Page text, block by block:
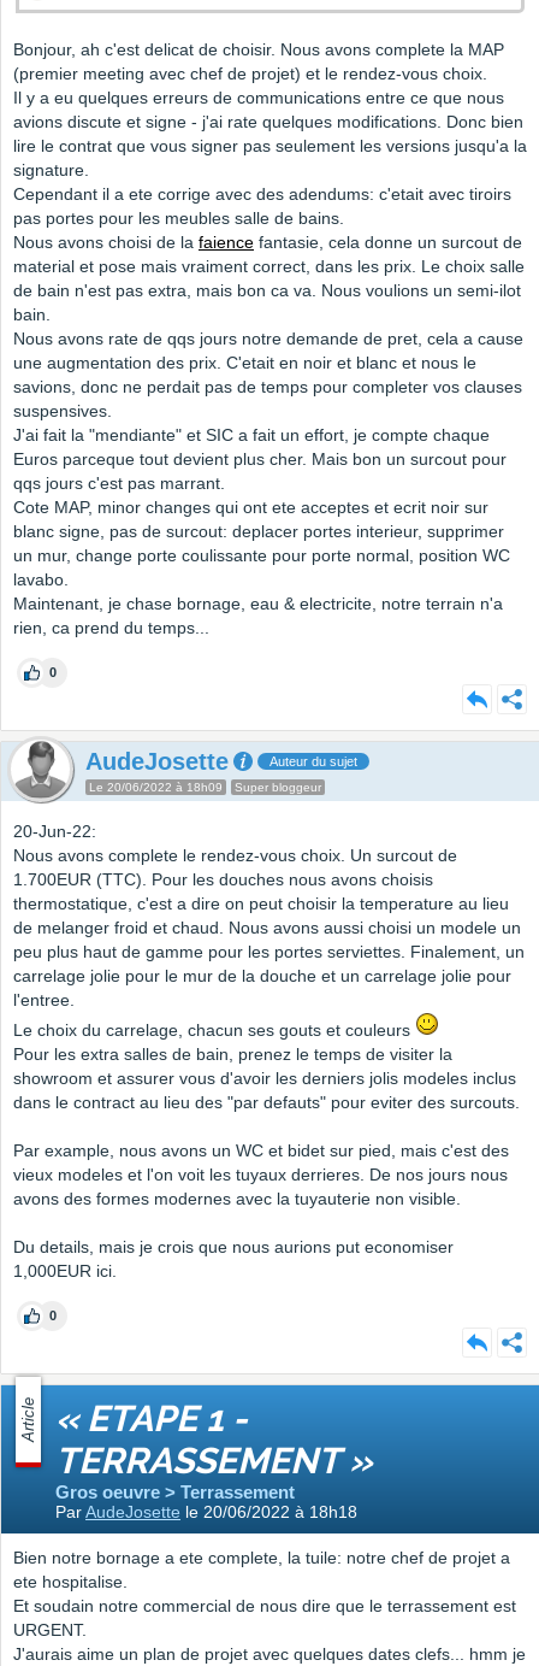
Bonjour, ah c'est delicat de choisir. Nous avons complete la MAP
(premier meeting avec chef de projet) et le rendez-vous choix.
Il y a eu quelques erreurs de communications entre ce que nous
avions discute et signe - j'ai rate quelques modifications. Donc bien
lire le contrat que vous signer pas seulement les versions jusqu'a la
signature.
Cependant il a ete corrige avec des adendums: c'etait avec tiroirs
pas portes pour les meubles salle de bains.
Nous avons choisi de la faience fantasie, cela donne un surcout de
material et pose mais vraiment correct, dans les prix. Le choix salle
de bain n'est pas extra, mais bon ca va. Nous voulions un semi-ilot
bain.
Nous avons rate de qqs jours notre demande de pret, cela a cause
une augmentation des prix. C'etait en noir et blanc et nous le
savions, donc ne perdait pas de temps pour completer vos clauses
suspensives.
J'ai fait la "mendiante" et SIC a fait un effort, je compte chaque
Euros parceque tout devient plus cher. Mais bon un surcout pour
qqs jours c'est pas marrant.
Cote MAP, minor changes qui ont ete acceptes et ecrit noir sur
blanc signe, pas de surcout: deplacer portes interieur, supprimer
un mur, change porte coulissante pour porte normal, position WC
lavabo.
Maintenant, je chase bornage, eau & electricite, notre terrain n'a
rien, ca prend du temps...
0
AudeJosette Auteur du sujet
Le 20/06/2022 à 18h09 Super bloggeur
20-Jun-22:
Nous avons complete le rendez-vous choix. Un surcout de
1.700EUR (TTC). Pour les douches nous avons choisis
thermostatique, c'est a dire on peut choisir la temperature au lieu
de melanger froid et chaud. Nous avons aussi choisi un modele un
peu plus haut de gamme pour les portes serviettes. Finalement, un
carrelage jolie pour le mur de la douche et un carrelage jolie pour
l'entree.
Le choix du carrelage, chacun ses gouts et couleurs
Pour les extra salles de bain, prenez le temps de visiter la
showroom et assurer vous d'avoir les derniers jolis modeles inclus
dans le contract au lieu des "par defauts" pour eviter des surcouts.
Par example, nous avons un WC et bidet sur pied, mais c'est des
vieux modeles et l'on voit les tuyaux derrieres. De nos jours nous
avons des formes modernes avec la tuyauterie non visible.
Du details, mais je crois que nous aurions put economiser
1,000EUR ici.
0
Article « ETAPE 1 -
TERRASSEMENT »
Gros oeuvre > Terrassement
ParAudeJosette le 20/06/2022 à 18h18
Bien notre bornage a ete complete, la tuile: notre chef de projet a
ete hospitalise.
Et soudain notre commercial de nous dire que le terrassement est
URGENT.
J'aurais aime un plan de projet avec quelques dates clefs... hmm je